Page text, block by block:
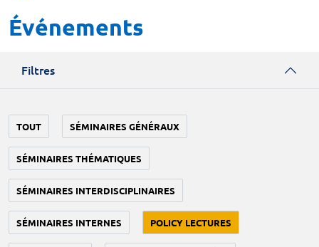
Événements
Filtres
TOUT SÉMINAIRES GÉNÉRAUX
SÉMINAIRES THÉMATIQUES
SÉMINAIRES INTERDISCIPLINAIRES
SÉMINAIRES INTERNES POLICY LECTURES